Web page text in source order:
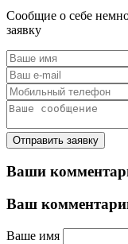
Сообщие о себе
заявку
Отправить заявку
Ваши
Ваш
Ваше имя